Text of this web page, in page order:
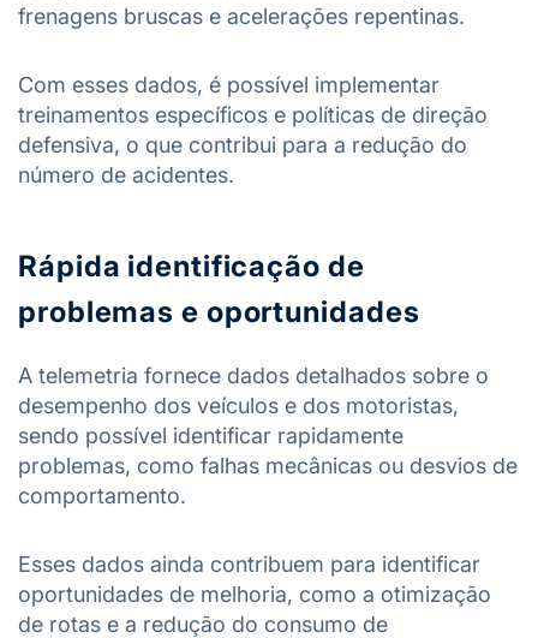
frenagens bruscas e acelerações repentinas.
Com esses dados, é possível implementar
treinamentos específicos e políticas de direção
defensiva, o que contribui para a redução do
número de acidentes.
Rápida identificação de
problemas e oportunidades
A telemetria fornece dados detalhados sobre o
desempenho dos veículos e dos motoristas,
sendo possível identificar rapidamente
problemas, como falhas mecânicas ou desvios de
comportamento.
Esses dados ainda contribuem para identificar
oportunidades de melhoria, como a otimização
de rotas e a redução do consumo de